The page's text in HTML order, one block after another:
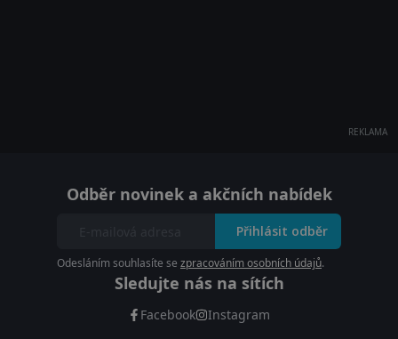
REKLAMA
Odběr novinek a akčních nabídek
Přihlásit odběr
Odesláním souhlasíte se zpracováním osobních údajů.
Sledujte nás na sítích
Facebook Instagram